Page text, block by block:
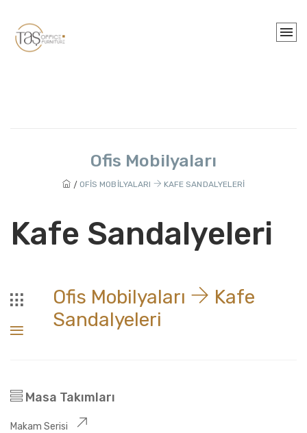
Ofis Mobilyaları
OFIS MOBILYALARI KAFE SANDALYELERI
Kafe Sandalyeleri
Ofis Mobilyaları
Kafe
Sandalyeleri
Masa Takımları
Makam Serisi